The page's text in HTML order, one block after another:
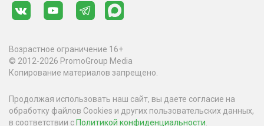
Возрастное ограничение 16+
© 2012-2026 PromoGroup Media
Копирование материалов запрещено.
Продолжая использовать наш сайт, вы даете согласие на
обработку файлов Cookies и других пользовательских данных,
в соответствии с Политикой конфиденциальности